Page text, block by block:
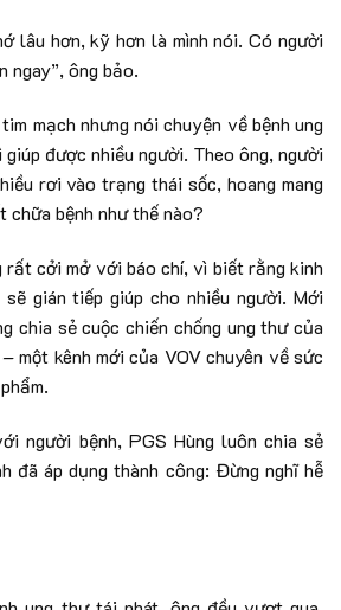
lâu hơn, kỹ hơn là mình nói. Có người
ngay”, ông bảo.
mạch nhưng nói chuyện về bệnh ung
được nhiều người. Theo ông, người
rơi vào trạng thái sốc, hoang mang
chữa bệnh như thế nào?
rất cởi mở với báo chí, vì biết rằng kinh
gián tiếp giúp cho nhiều người. Mới
chia sẻ cuộc chiến chống ung thư của
một kênh mới của VOV chuyên về sức
người bệnh, PGS Hùng luôn chia sẻ
đã áp dụng thành công: Đừng nghĩ hễ